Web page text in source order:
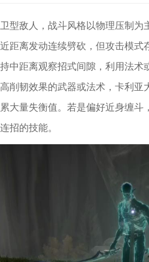
型敌人，战斗风格以物理压制
距离发动连续劈砍，但攻击模
中距离观察招式间隙，利用法
削韧效果的武器或法术，卡利
大量失衡值。若是偏好近身缠
招的技能。